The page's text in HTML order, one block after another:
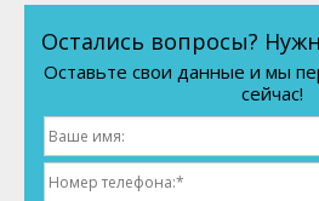
Остались вопросы?
Оставьте свои данные и мы
сейчас!